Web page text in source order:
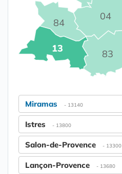
04
13 83
84
Miramas - 13140
Istres - 13800
Salon-de-Provence - 13300
Lançon-Provence - 13680